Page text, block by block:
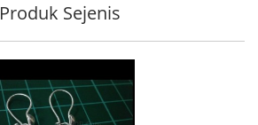
Produk Sejenis